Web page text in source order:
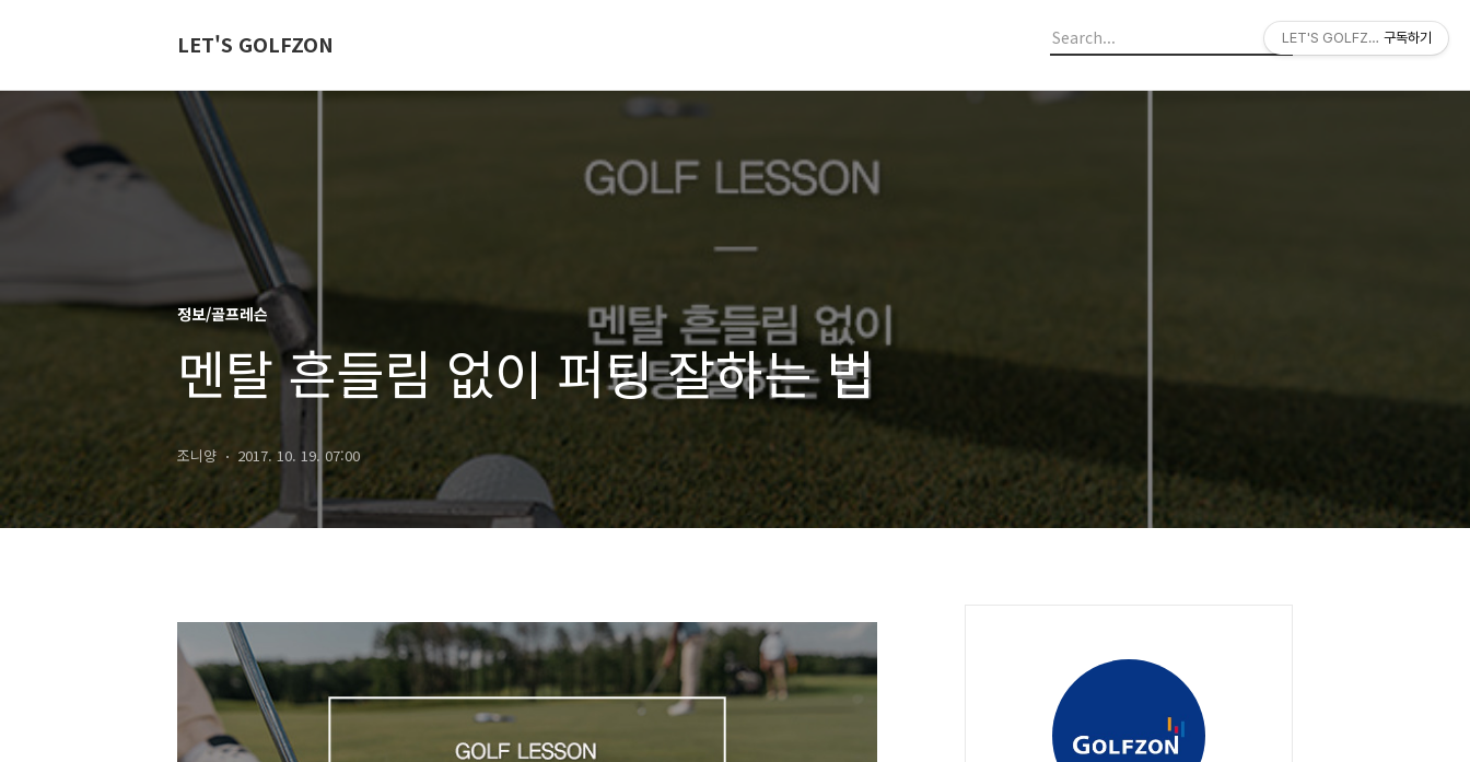
LET'S GOLFZON
정보/골프레슨
멘탈 흔들림 없이 퍼팅 잘하는 법
조니양 2017. 10. 19. 07:00
LET'S GOLFZON구독하기